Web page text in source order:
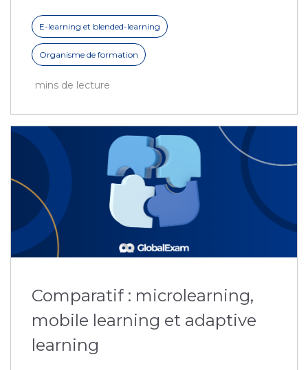
E-learning et blended-learning
Organisme de formation
mins de lecture
Comparatif : microlearning,
mobile learning et adaptive
learning